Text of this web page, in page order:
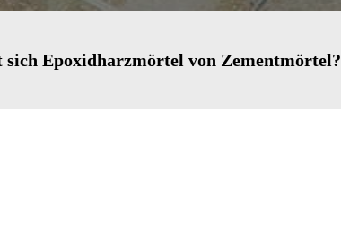
sich Epoxidharzmörtel von Zementmörtel?